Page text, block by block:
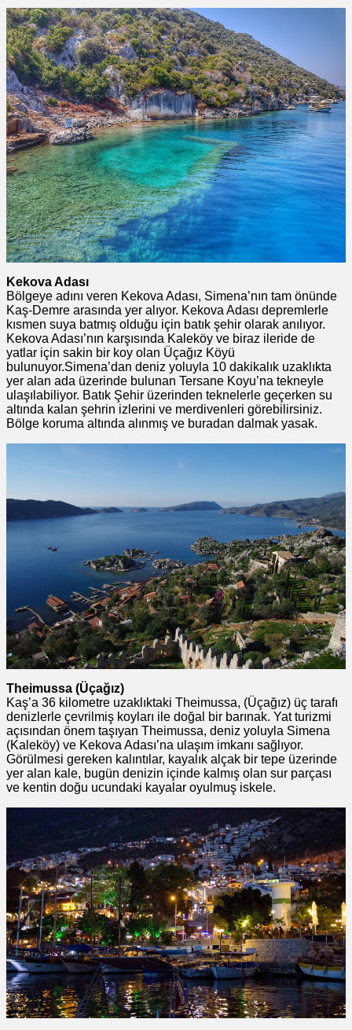
Kekova Adası
Bölgeye adını veren Kekova Adası, Simena’nın tam önünde
Kaş-Demre arasında yer alıyor. Kekova Adası depremlerle
kısmen suya batmış olduğu için batık şehir olarak anılıyor.
Kekova Adası’nın karşısında Kaleköy ve biraz ileride de
yatlar için sakin bir koy olan Üçağız Köyü
bulunuyor.Simena’dan deniz yoluyla 10 dakikalık uzaklıkta
yer alan ada üzerinde bulunan Tersane Koyu’na tekneyle
ulaşılabiliyor. Batık Şehir üzerinden teknelerle geçerken su
altında kalan şehrin izlerini ve merdivenleri görebilirsiniz.
Bölge koruma altında alınmış ve buradan dalmak yasak.
Theimussa (Üçağız)
Kaş’a 36 kilometre uzaklıktaki Theimussa, (Üçağız) üç tarafı
denizlerle çevrilmiş koyları ile doğal bir barınak. Yat turizmi
açısından önem taşıyan Theimussa, deniz yoluyla Simena
(Kaleköy) ve Kekova Adası’na ulaşım imkanı sağlıyor.
Görülmesi gereken kalıntılar, kayalık alçak bir tepe üzerinde
yer alan kale, bugün denizin içinde kalmış olan sur parçası
ve kentin doğu ucundaki kayalar oyulmuş iskele.